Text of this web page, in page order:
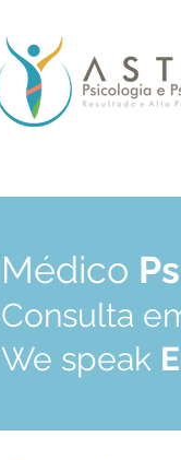
Médico
Consulta
We speak